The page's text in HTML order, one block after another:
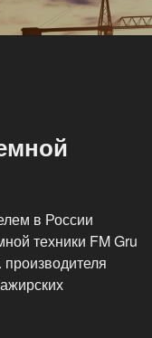
в России
техники FM Gru